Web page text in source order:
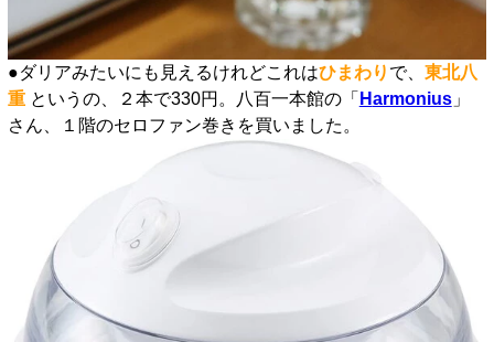
●ダリアみたいにも見えるけれどこれはひまわり で、 東北八
重というの、２本で330円。八百一本館の「 Harmonius」
さん、１階のセロファン巻きを買いました。